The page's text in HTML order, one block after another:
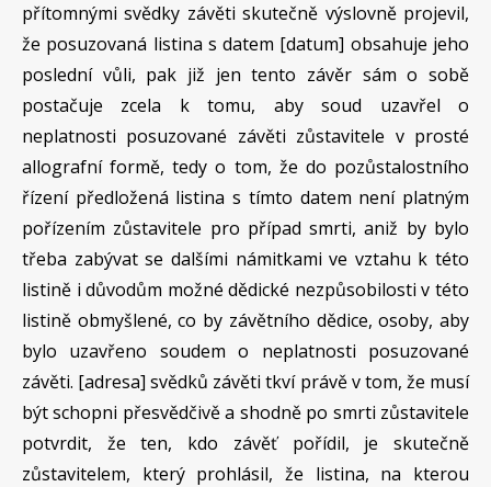
přítomnými svědky závěti skutečně výslovně projevil,
že posuzovaná listina s datem [datum] obsahuje jeho
poslední vůli, pak již jen tento závěr sám o sobě
postačuje zcela k tomu, aby soud uzavřel o
neplatnosti posuzované závěti zůstavitele v prosté
allografní formě, tedy o tom, že do pozůstalostního
řízení předložená listina s tímto datem není platným
pořízením zůstavitele pro případ smrti, aniž by bylo
třeba zabývat se dalšími námitkami ve vztahu k této
listině i důvodům možné dědické nezpůsobilosti v této
listině obmyšlené, co by závětního dědice, osoby, aby
bylo uzavřeno soudem o neplatnosti posuzované
závěti. [adresa] svědků závěti tkví právě v tom, že musí
být schopni přesvědčivě a shodně po smrti zůstavitele
potvrdit, že ten, kdo závěť pořídil, je skutečně
zůstavitelem, který prohlásil, že listina, na kterou